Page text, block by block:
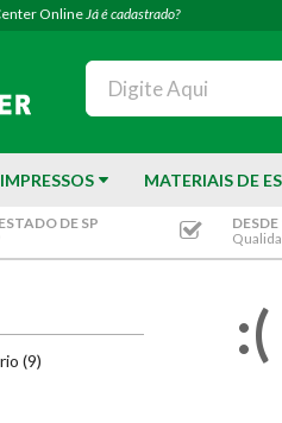
OnlineJá é cadastrado?
IMPRESSOS MATERIAIS DE
DE SP
(9) :(